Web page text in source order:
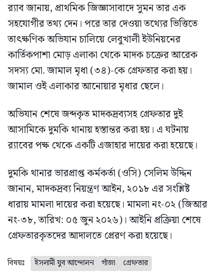
র‍্যাব জানায়, প্রাথমিক জিজ্ঞাসাবাদে সুমন তার এক
সহযোগীর তথ্য দেন। পরে তার দেওয়া তথ্যের ভিত্তিতে
তাৎক্ষণিক অভিযান চালিয়ে লেবুখালী ইউনিয়নের
কার্তিকপাশা মোড় এলাকা থেকে মাদক চক্রের আরেক
সদস্য মো. জামাল মৃধা (৩৪)-কে গ্রেফতার করা হয়।
জামাল ওই এলাকার আনোয়ার মৃধার ছেলে।
অভিযান শেষে জব্দকৃত মাদকদ্রব্যসহ গ্রেফতার দুই
আসামিকে দুমকি থানায় হস্তান্তর করা হয়। এ ঘটনায়
র‍্যাবের পক্ষ থেকে একটি এজাহার দায়ের করা হয়েছে।
দুমকি থানার ভারপ্রাপ্ত কর্মকর্তা (ওসি) সেলিম উদ্দিন
জানান, মাদকদ্রব্য নিয়ন্ত্রণ আইন, ২০১৮ এর সংশ্লিষ্ট
ধারায় মামলা দায়ের করা হয়েছে। মামলা নং-০২ (জিআর
নং-৩৮, তারিখ: ০৫ জুন ২০২৬)। আইনি প্রক্রিয়া শেষে
গ্রেফতারকৃতদের আদালতে প্রেরণ করা হয়েছে।
বিষয়ঃ ইসলামী যুব আন্দোলন গাঁজা গ্রেফতার